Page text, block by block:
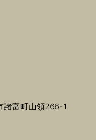
諸富町山領266-1